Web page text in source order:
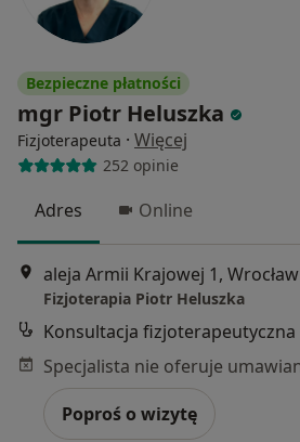
Bezpieczne płatności
mgr Piotr Heluszka
Fizjoterapeuta · Więcej
252 opinie
Adres Online
aleja Armii Krajowej 1, Wrocław
Fizjoterapia Piotr Heluszka
Konsultacja fizjoterapeutyczna
Poproś o wizytę